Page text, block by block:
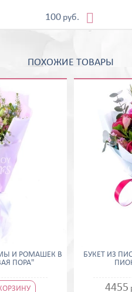
100 руб. 
ПОХОЖИЕ ТОВАРЫ
И РОМАШЕК В
ПОРА"
БУКЕТ ИЗ
4455